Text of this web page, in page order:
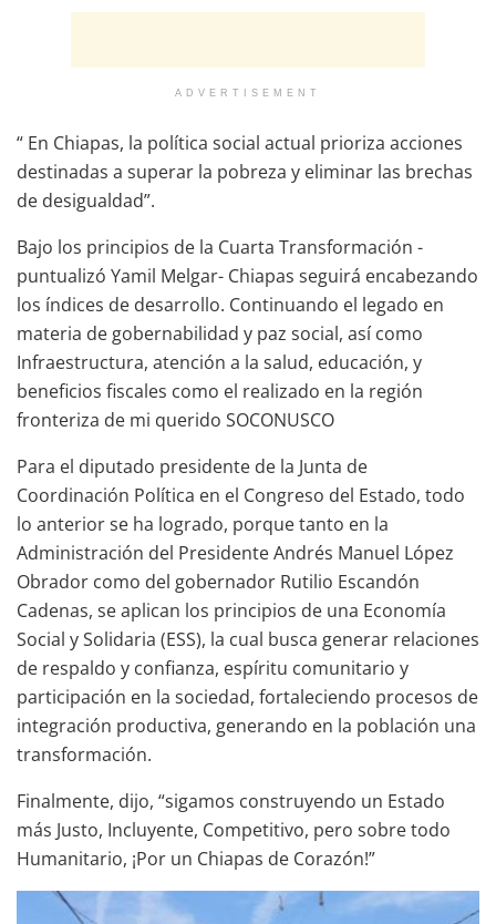
ADVERTISEMENT
“ En Chiapas, la política social actual prioriza acciones
destinadas a superar la pobreza y eliminar las brechas
de desigualdad”.
Bajo los principios de la Cuarta Transformación -
puntualizó Yamil Melgar- Chiapas seguirá encabezando
los índices de desarrollo. Continuando el legado en
materia de gobernabilidad y paz social, así como
Infraestructura, atención a la salud, educación, y
beneficios fiscales como el realizado en la región
fronteriza de mi querido SOCONUSCO
Para el diputado presidente de la Junta de
Coordinación Política en el Congreso del Estado, todo
lo anterior se ha logrado, porque tanto en la
Administración del Presidente Andrés Manuel López
Obrador como del gobernador Rutilio Escandón
Cadenas, se aplican los principios de una Economía
Social y Solidaria (ESS), la cual busca generar relaciones
de respaldo y confianza, espíritu comunitario y
participación en la sociedad, fortaleciendo procesos de
integración productiva, generando en la población una
transformación.
Finalmente, dijo, “sigamos construyendo un Estado
más Justo, Incluyente, Competitivo, pero sobre todo
Humanitario, ¡Por un Chiapas de Corazón!”